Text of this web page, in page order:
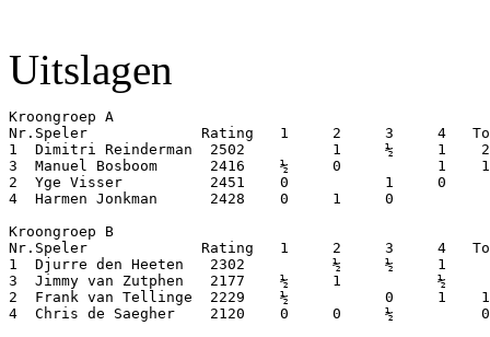
Uitslagen
Kroongroep A
Nr.Speler             Rating   1     2     3     4
1  Dimitri Reinderman  2502          1     ½     1
3  Manuel Bosboom      2416    ½     0           1
2  Yge Visser          2451    0           1     0
4  Harmen Jonkman      2428    0     1     0
Kroongroep B
Nr.Speler             Rating   1     2     3     4
1  Djurre den Heeten   2302          ½     ½     1
3  Jimmy van Zutphen   2177    ½     1           ½
2  Frank van Tellinge  2229    ½           0     1
4  Chris de Saegher    2120    0     0     ½